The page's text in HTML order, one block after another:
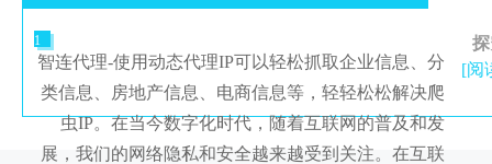
1
智连代理-使用动态代理IP可以轻松抓取企业信息、分
类信息、房地产信息、电商信息等，轻轻松松解决爬
虫IP。在当今数字化时代，随着互联网的普及和发
展，我们的网络隐私和安全越来越受到关注。在互联
[阅